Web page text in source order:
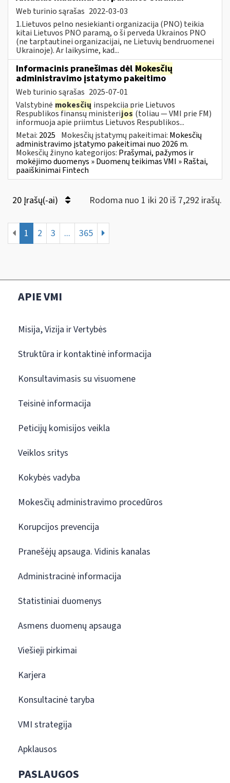
Web turinio sąrašas 2022-03-03
1.Lietuvos pelno nesiekianti organizacija (PNO) teikia
kitai Lietuvos PNO paramą, o ši perveda Ukrainos PNO
(ne tarptautinei organizacijai, ne Lietuvių bendruomenei
Ukrainoje). Ar laikysime, kad...
Informacinis pranešimas dėl Mokesčių
administravimo įstatymo pakeitimo
Web turinio sąrašas 2025-07-01
Valstybinė mokesčių inspekcija prie Lietuvos
Respublikos finansų ministerijos (toliau — VMI prie FM)
informuoja apie priimtus Lietuvos Respublikos...
Metai: 2025 Mokesčių įstatymų pakeitimai: Mokesčių
administravimo įstatymo pakeitimai nuo 2026 m.
Mokesčių žinyno kategorijos: Prašymai, pažymos ir
mokėjimo duomenys » Duomenų teikimas VMI » Raštai,
paaiškinimai Fintech
20 Įrašų(-ai) Rodoma nuo 1 iki 20 iš 7,292 irašų.
1 2 3 ... 365
APIE VMI
Misija, Vizija ir Vertybės
Struktūra ir kontaktinė informacija
Konsultavimasis su visuomene
Teisinė informacija
Peticijų komisijos veikla
Veiklos sritys
Kokybės vadyba
Mokesčių administravimo procedūros
Korupcijos prevencija
Pranešėjų apsauga. Vidinis kanalas
Administracinė informacija
Statistiniai duomenys
Asmens duomenų apsauga
Viešieji pirkimai
Karjera
Konsultacinė taryba
VMI strategija
Apklausos
PASLAUGOS